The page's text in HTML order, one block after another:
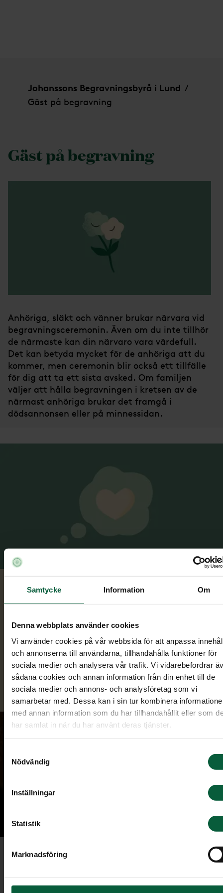
Samtycke Information Om
Denna webbplats använder cookies
Vi använder cookies på vår webbsida för att anpassa
och annonserna till användarna, tillhandahålla funktioner för
sociala medier och analysera vår trafik. Vi vidarebefordrar
sådana cookies och annan information från din enhet till de
sociala medier och annons- och analysföretag som vi
samarbetar med. Dessa kan i sin tur kombinera
med annan information som du har tillhandahållit eller som
har samlat in när du har använt deras tjänster.
Nödvändig
Inställningar
Statistik
Marknadsföring
Johanssons Begravningsbyrå i Lund /
Gäst på begravning
Gäst på begravning
Anhöriga, släkt och vänner brukar närvara vid
begravningsceremonin. Även om du inte tillhör
de närmaste kan din närvaro vara värdefull.
Det kan betyda mycket för de anhöriga att du
kommer, men ceremonin blir också ett tillfälle
för dig att ta ett sista avsked. Om familjen
väljer att hålla begravningen i kretsen av de
närmast anhöriga brukar det framgå i
dödsannonsen eller på minnessidan.
Våraminnessidor
Om du ska gå på begravning och/eller medverka
en minnesstund kan du hitta aktuell information
om begravningen samt minnesstunden på våra
minnessidor. Där kan du också beställa blommor
och ge minnesgåva.
Minnesarmband